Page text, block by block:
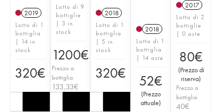
2019
Lotto di 1
bottiglia
| 14 in
stock
320€
Lotto di 9
bottiglie
| 3 in
stock
1200€
Prezzo a
bottiglia
133,33€
2018
Lotto di 1
bottiglia
| 5 in
stock
320€
2018
Lotto di 1
bottiglia
| 14 aste
52€
(Prezzo
attuale)
2017
Lotto di 2
bottiglie
| 0 aste
80€
(Prezzo di
riserva)
Prezzo a
bottiglia
40€